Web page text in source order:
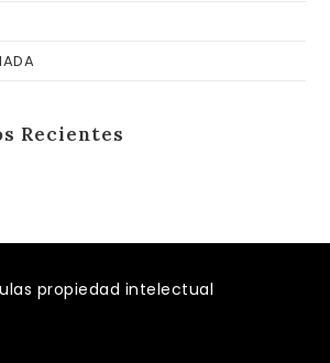
Recientes
propiedad intelectual